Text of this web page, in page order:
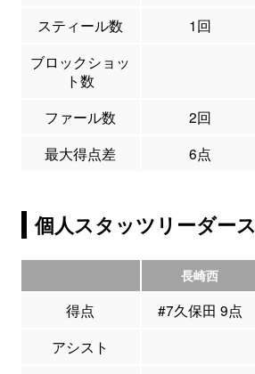
スティール数
1回
ブロックショッ
ト数
ファール数 2回
最大得点差
6点
個人スタッツリーダース
長崎西
得点 #7久保田 9点
アシスト